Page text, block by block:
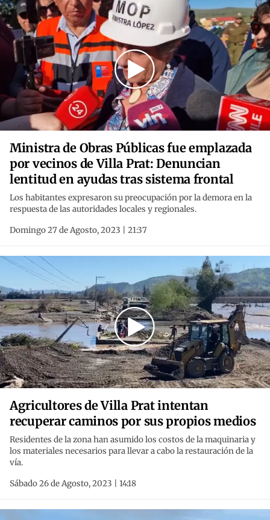
Ministra de Obras Públicas fue emplazada
por vecinos de Villa Prat: Denuncian
lentitud en ayudas tras sistema frontal
Los habitantes expresaron su preocupación por la demora en la
respuesta de las autoridades locales y regionales.
Domingo 27 de Agosto, 2023 | 21:37
Agricultores de Villa Prat intentan
recuperar caminos por sus propios medios
Residentes de la zona han asumido los costos de la maquinaria y
los materiales necesarios para llevar a cabo la restauración de la
vía.
Sábado 26 de Agosto, 2023 | 14:18